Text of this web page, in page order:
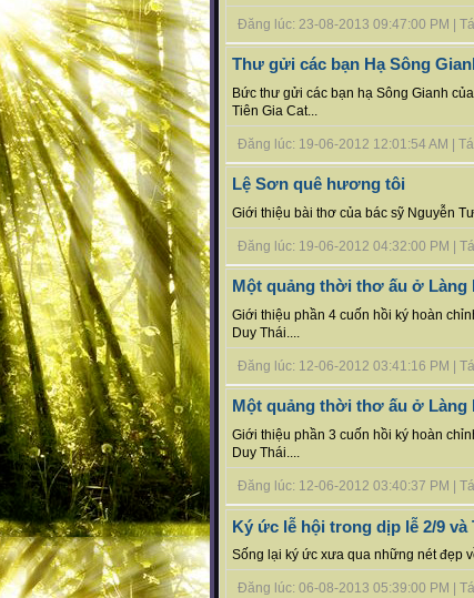
Đăng lúc: 23-08-2013 09:47:00 PM |
Thư gửi các bạn Hạ Sông
Bức thư gửi các bạn hạ Sông Gianh
Tiên Gia Cat...
Đăng lúc: 19-06-2012 12:01:54 AM |
Lệ Sơn quê hương tôi
Giới thiệu bài thơ của bác sỹ Nguyễn
Đăng lúc: 19-06-2012 04:32:00 PM |
Một quảng thời thơ ấu ở Làng
Giới thiệu phần 4 cuốn hồi ký hoàn
Duy Thái....
Đăng lúc: 12-06-2012 03:41:16 PM |
Một quảng thời thơ ấu ở Làng
Giới thiệu phần 3 cuốn hồi ký hoàn
Duy Thái....
Đăng lúc: 12-06-2012 03:40:37 PM |
Ký ức lễ hội trong dịp lễ 2/9
Sống lại ký ức xưa qua những nét đẹp
Đăng lúc: 06-08-2013 05:39:00 PM |